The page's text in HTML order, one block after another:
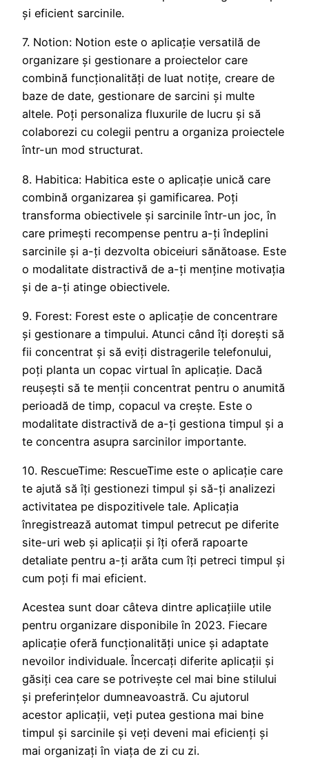
și eficient sarcinile.
7. Notion: Notion este o aplicație versatilă de
organizare și gestionare a proiectelor care
combină funcționalități de luat notițe, creare de
baze de date, gestionare de sarcini și multe
altele. Poți personaliza fluxurile de lucru și să
colaborezi cu colegii pentru a organiza proiectele
într-un mod structurat.
8. Habitica: Habitica este o aplicație unică care
combină organizarea și gamificarea. Poți
transforma obiectivele și sarcinile într-un joc, în
care primești recompense pentru a-ți îndeplini
sarcinile și a-ți dezvolta obiceiuri sănătoase. Este
o modalitate distractivă de a-ți menține motivația
și de a-ți atinge obiectivele.
9. Forest: Forest este o aplicație de concentrare
și gestionare a timpului. Atunci când îți dorești să
fii concentrat și să eviți distragerile telefonului,
poți planta un copac virtual în aplicație. Dacă
reușești să te menții concentrat pentru o anumită
perioadă de timp, copacul va crește. Este o
modalitate distractivă de a-ți gestiona timpul și a
te concentra asupra sarcinilor importante.
10. RescueTime: RescueTime este o aplicație care
te ajută să îți gestionezi timpul și să-ți analizezi
activitatea pe dispozitivele tale. Aplicația
înregistrează automat timpul petrecut pe diferite
site-uri web și aplicații și îți oferă rapoarte
detaliate pentru a-ți arăta cum îți petreci timpul și
cum poți fi mai eficient.
Acestea sunt doar câteva dintre aplicațiile utile
pentru organizare disponibile în 2023. Fiecare
aplicație oferă funcționalități unice și adaptate
nevoilor individuale. Încercați diferite aplicații și
găsiți cea care se potrivește cel mai bine stilului
și preferințelor dumneavoastră. Cu ajutorul
acestor aplicații, veți putea gestiona mai bine
timpul și sarcinile și veți deveni mai eficienți și
mai organizați în viața de zi cu zi.